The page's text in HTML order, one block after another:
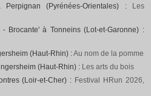
(Pyrénées-Orientales) :
Les
Brocante' à Tonneins (Lot-et-Garonne) :
(Haut-Rhin) :Au nom de la pomme
(Haut-Rhin) : Les arts du bois
(Loir-et-Cher) : Festival HRun 2026,